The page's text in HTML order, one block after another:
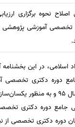
اصلاح نحوه برگزاری
تخصصی آموزشی پژوهشی
اسلامی، در این
جامع دوره دکتری
مورخ ۱۲ بهمن ماه سال ۹۵ و به
جامع دوره دکتری
دوره دکتری تخصصی